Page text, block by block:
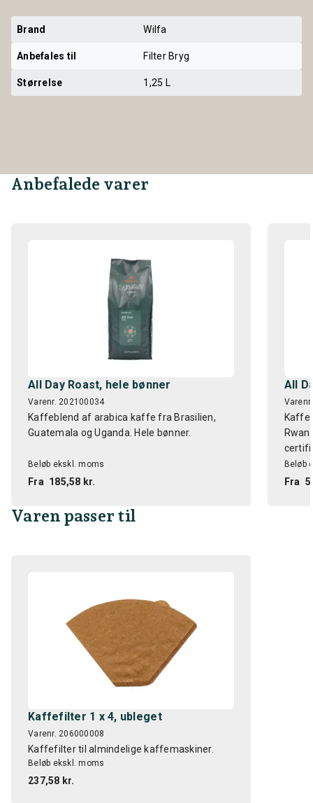
Brand Wilfa
Anbefales til Filter Bryg
Størrelse 1,25 L
Anbefalede varer
All Day Roast, hele bønner
Varenr. 202100034
Kaffeblend af arabica kaffe fra Brasilien,
Guatemala og Uganda. Hele bønner.
Beløb ekskl. moms
Fra 185,58 kr.
All
Beløb
Fra
Varen passer til
Kaffefilter 1 x 4, ubleget
Varenr. 206000008
Kaffefilter til almindelige kaffemaskiner.
Beløb ekskl. moms
237,58 kr.